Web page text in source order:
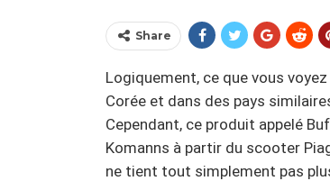
Share
Logiquement, ce que vous
Corée et dans des pays
Cependant, ce produit appelé
Komanns à partir du scooter
ne tient tout simplement pas